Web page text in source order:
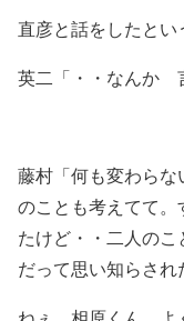
直彦と話をしたとい
英二「・・なんか
藤村「何も変わら
のことも考えてて
たけど・・二人の
だって思い知らされ